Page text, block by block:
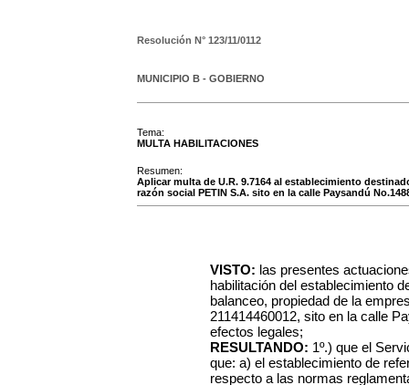
Resolución N° 123/11/0112
MUNICIPIO B - GOBIERNO
Tema:
MULTA HABILITACIONES
Resumen:
Aplicar multa de U.R. 9.7164 al establecimiento
razón social PETIN S.A. sito en la calle Paysandú
VISTO: las presentes
habilitación del establecimiento
balanceo, propiedad de la
211414460012, sito en la calle
efectos legales;
RESULTANDO: 1º.) que el
que: a) el establecimiento de
respecto a las normas